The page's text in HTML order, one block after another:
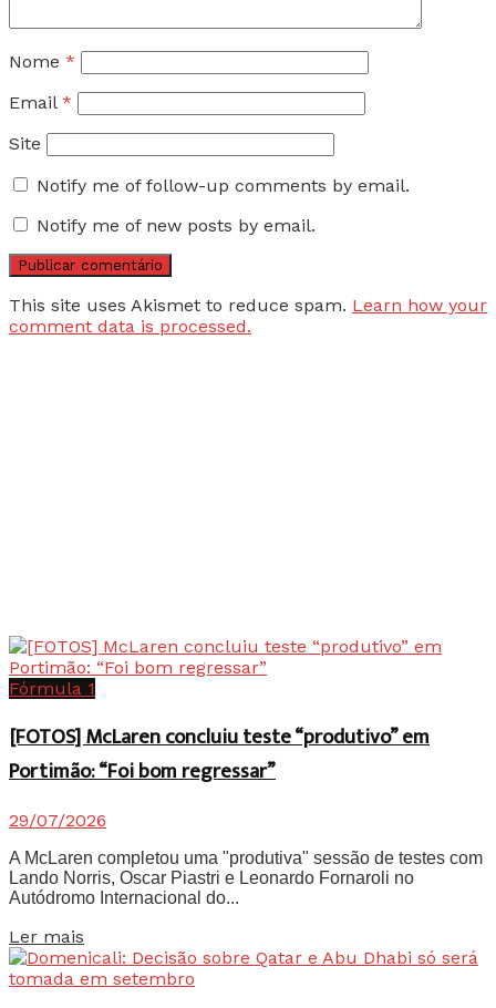
Nome *
Email *
Site
Notify me of follow-up comments by email.
Notify me of new posts by email.
This site uses Akismet to reduce spam. Learn how your
comment data is processed.
Fórmula 1
[FOTOS] McLaren concluiu teste “produtivo” em
Portimão: “Foi bom regressar”
29/07/2026
A McLaren completou uma "produtiva" sessão de testes com
Lando Norris, Oscar Piastri e Leonardo Fornaroli no
Autódromo Internacional do...
Ler mais